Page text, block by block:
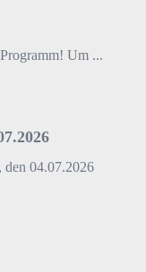
Um ...
den 04.07.2026